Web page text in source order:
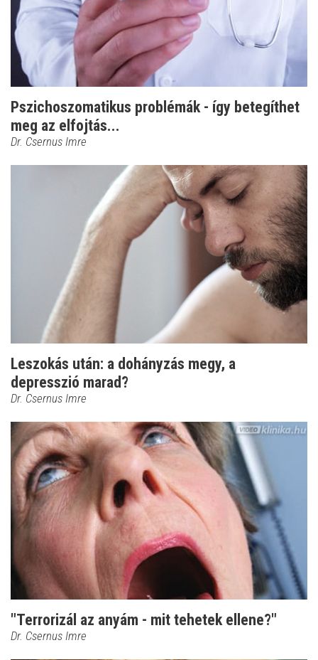
Pszichoszomatikus problémák - így betegíthet
meg az elfojtás...
Dr. Csernus Imre
Leszokás után: a dohányzás megy, a
depresszió marad?
Dr. Csernus Imre
"Terrorizál az anyám - mit tehetek ellene?"
Dr. Csernus Imre